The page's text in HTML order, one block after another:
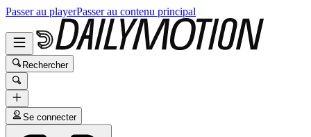
Passer au playerPasser au contenu principal
Rechercher
Se connecter